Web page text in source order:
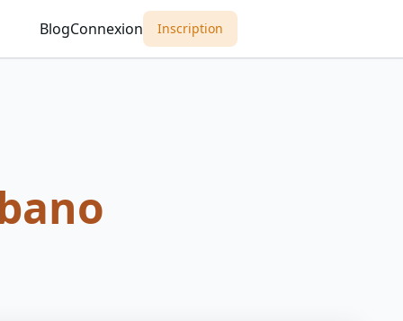
BlogConnexion Inscription